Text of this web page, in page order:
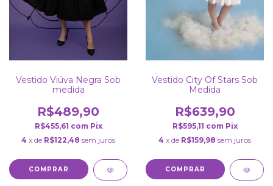
Vestido Viúva Negra Sob
medida
R$489,90
R$455,61 com Pix
4 x de R$122,48 sem juros
COMPRAR
Vestido City Of Stars Sob
Medida
R$639,90
R$595,11 com Pix
4 x de R$159,98 sem juros
COMPRAR